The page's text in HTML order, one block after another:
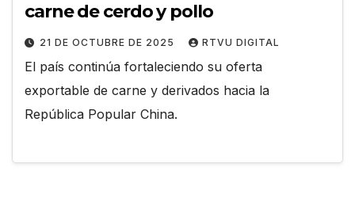
carne de cerdo y pollo
21 DE OCTUBRE DE 2025 RTVU DIGITAL
El país continúa fortaleciendo su oferta
exportable de carne y derivados hacia la
República Popular China.